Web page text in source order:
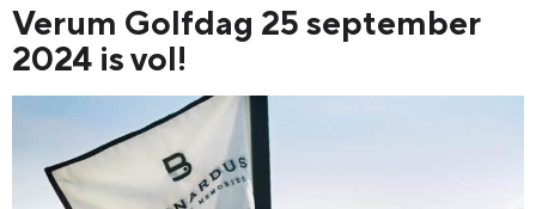
Verum Golfdag 25 september
2024 is vol!